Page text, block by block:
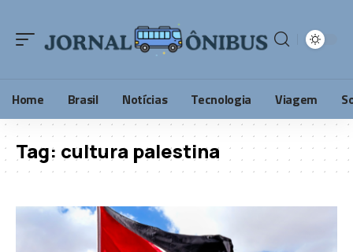
Home Brasil Notícias Tecnologia Viagem
Tag: cultura palestina